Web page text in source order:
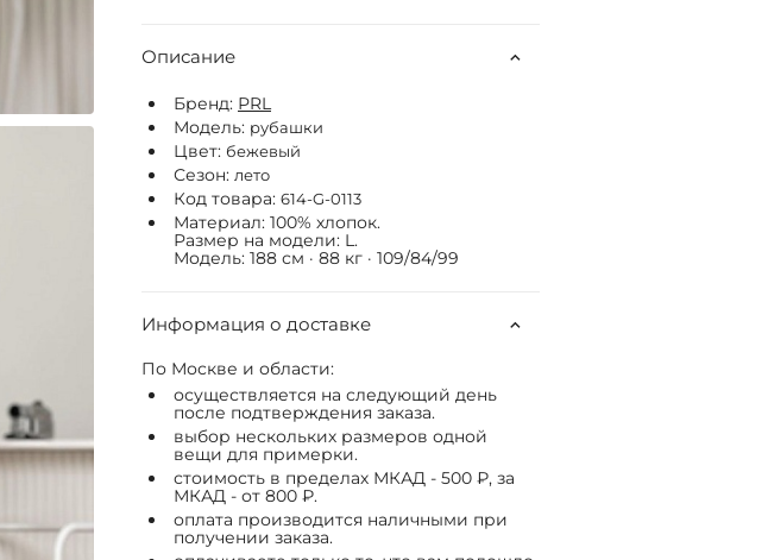
Описание
Бренд: РRL
Модель: рубашки
Цвет: бежевый
Сезон: лето
Код товара: 614-G-0113
Материал: 100% хлопок.
Размер на модели: L.
Модель: 188 см · 88 кг · 109/84/99
Информация о доставке
По Москве и области:
осуществляется на следующий день
после подтверждения заказа.
выбор нескольких размеров одной
вещи для примерки.
стоимость в пределах МКАД - 500 ₽, за
МКАД - от 800 ₽.
оплата производится наличными при
получении заказа.